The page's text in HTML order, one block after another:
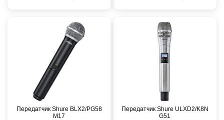
Передатчик Shure BLX2/PG58
M17
Передатчик Shure ULXD2/K8N
G51